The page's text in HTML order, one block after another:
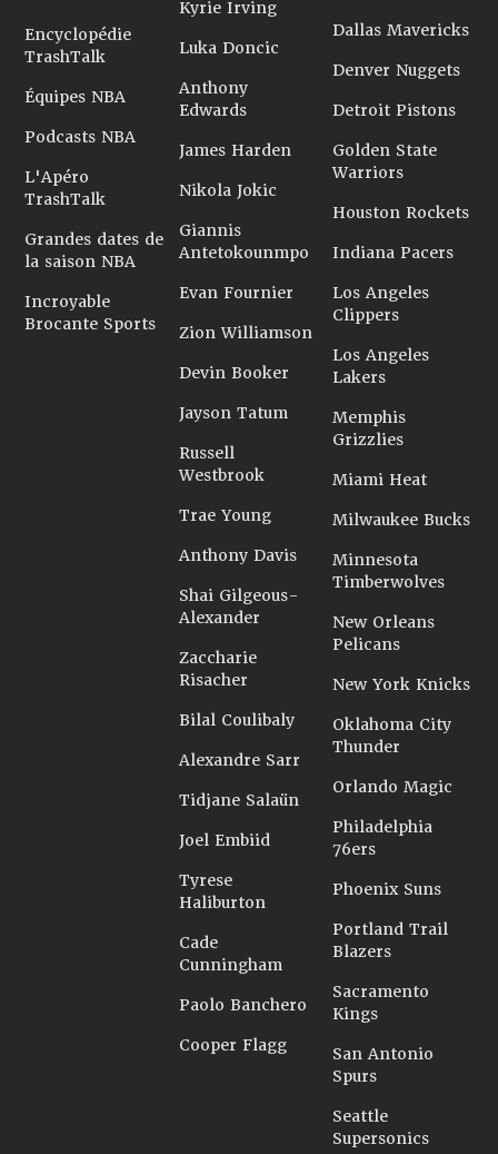
saison régulière. Historique ! Alors qu’il continue
d’ajouter des unités dans toutes les catégories
statistiques, LeBron James est désormais associé à Luka
Doncic aux Lakers.
Dernière mise à jour le 6 octobre 2025
Encyclopédie
TrashTalk
Équipes NBA
Podcasts NBA
L'Apéro
TrashTalk
Grandes dates de
la saison NBA
Incroyable
Brocante Sports
Kyrie Irving
Luka Doncic
Anthony
Edwards
James Harden
Nikola Jokic
Giannis
Antetokounmpo
Evan Fournier
Zion Williamson
Devin Booker
Jayson Tatum
Russell
Westbrook
Trae Young
Anthony Davis
Shai Gilgeous-
Alexander
Zaccharie
Risacher
Bilal Coulibaly
Alexandre Sarr
Tidjane Salaün
Joel Embiid
Tyrese
Haliburton
Cade
Cunningham
Paolo Banchero
Cooper Flagg
Dallas Mavericks
Denver Nuggets
Detroit Pistons
Golden State
Warriors
Houston Rockets
Indiana Pacers
Los Angeles
Clippers
Los Angeles
Lakers
Memphis
Grizzlies
Miami Heat
Milwaukee Bucks
Minnesota
Timberwolves
New Orleans
Pelicans
New York Knicks
Oklahoma City
Thunder
Orlando Magic
Philadelphia
76ers
Phoenix Suns
Portland Trail
Blazers
Sacramento
Kings
San Antonio
Spurs
Seattle
Supersonics